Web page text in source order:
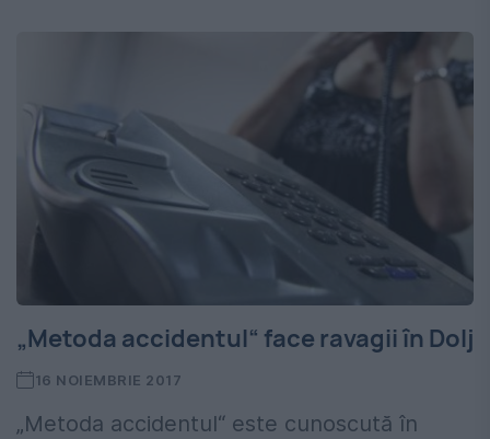
„Metoda accidentul“ face ravagii în Dolj
16 NOIEMBRIE 2017
„Metoda accidentul“ este cunoscută în